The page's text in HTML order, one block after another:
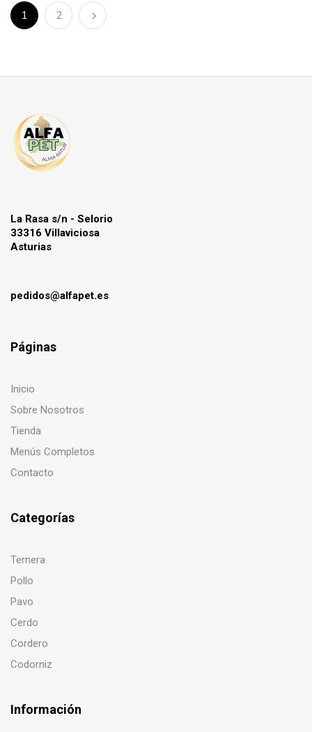
1 2
La Rasa s/n - Selorio
33316 Villaviciosa
Asturias
pedidos@alfapet.es
Páginas
Inicio
Sobre Nosotros
Tienda
Menús Completos
Contacto
Categorías
Ternera
Pollo
Pavo
Cerdo
Cordero
Codorniz
Información